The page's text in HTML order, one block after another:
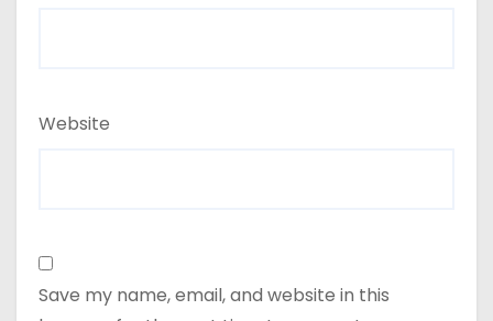
Website
Save my name, email, and website in this